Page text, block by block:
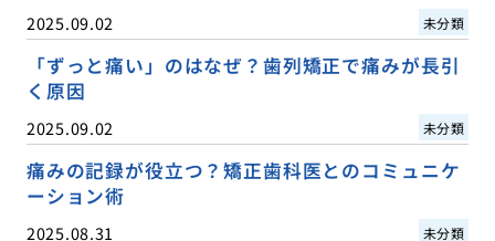
2025.09.02 未分類
「ずっと痛い」のはなぜ？歯列矯正で痛みが長引
く原因
2025.09.02 未分類
痛みの記録が役立つ？矯正歯科医とのコミュニケ
ーション術
2025.08.31 未分類